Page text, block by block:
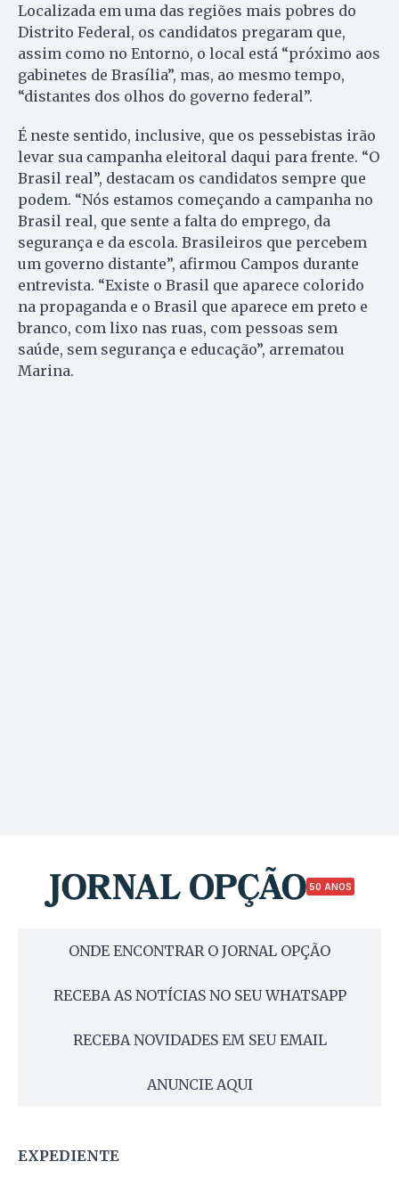
Localizada em uma das regiões mais pobres do
Distrito Federal, os candidatos pregaram que,
assim como no Entorno, o local está “próximo aos
gabinetes de Brasília”, mas, ao mesmo tempo,
“distantes dos olhos do governo federal”.
É neste sentido, inclusive, que os pessebistas irão
levar sua campanha eleitoral daqui para frente. “O
Brasil real”, destacam os candidatos sempre que
podem. “Nós estamos começando a campanha no
Brasil real, que sente a falta do emprego, da
segurança e da escola. Brasileiros que percebem
um governo distante”, afirmou Campos durante
entrevista. “Existe o Brasil que aparece colorido
na propaganda e o Brasil que aparece em preto e
branco, com lixo nas ruas, com pessoas sem
saúde, sem segurança e educação”, arrematou
Marina.
50 ANOS
ONDE ENCONTRAR O JORNAL OPÇÃO
RECEBA AS NOTÍCIAS NO SEU WHATSAPP
RECEBA NOVIDADES EM SEU EMAIL
ANUNCIE AQUI
EXPEDIENTE